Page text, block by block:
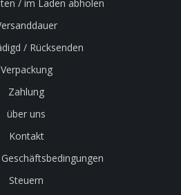
/ im Laden abholen
/ Rücksenden
Verpackung
Zahlung
über uns
Kontakt
Steuern